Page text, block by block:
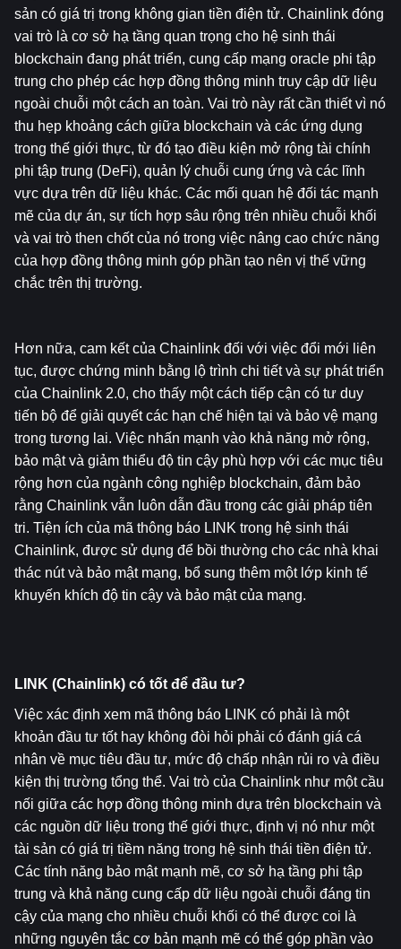
sản có giá trị trong không gian tiền điện tử. Chainlink đóng
vai trò là cơ sở hạ tầng quan trọng cho hệ sinh thái
blockchain đang phát triển, cung cấp mạng oracle phi tập
trung cho phép các hợp đồng thông minh truy cập dữ liệu
ngoài chuỗi một cách an toàn. Vai trò này rất cần thiết vì nó
thu hẹp khoảng cách giữa blockchain và các ứng dụng
trong thế giới thực, từ đó tạo điều kiện mở rộng tài chính
phi tập trung (DeFi), quản lý chuỗi cung ứng và các lĩnh
vực dựa trên dữ liệu khác. Các mối quan hệ đối tác mạnh
mẽ của dự án, sự tích hợp sâu rộng trên nhiều chuỗi khối
và vai trò then chốt của nó trong việc nâng cao chức năng
của hợp đồng thông minh góp phần tạo nên vị thế vững
chắc trên thị trường.
Hơn nữa, cam kết của Chainlink đối với việc đổi mới liên
tục, được chứng minh bằng lộ trình chi tiết và sự phát triển
của Chainlink 2.0, cho thấy một cách tiếp cận có tư duy
tiến bộ để giải quyết các hạn chế hiện tại và bảo vệ mạng
trong tương lai. Việc nhấn mạnh vào khả năng mở rộng,
bảo mật và giảm thiểu độ tin cậy phù hợp với các mục tiêu
rộng hơn của ngành công nghiệp blockchain, đảm bảo
rằng Chainlink vẫn luôn dẫn đầu trong các giải pháp tiên
tri. Tiện ích của mã thông báo LINK trong hệ sinh thái
Chainlink, được sử dụng để bồi thường cho các nhà khai
thác nút và bảo mật mạng, bổ sung thêm một lớp kinh tế
khuyến khích độ tin cậy và bảo mật của mạng.
LINK (Chainlink) có tốt để đầu tư?
Việc xác định xem mã thông báo LINK có phải là một
khoản đầu tư tốt hay không đòi hỏi phải có đánh giá cá
nhân về mục tiêu đầu tư, mức độ chấp nhận rủi ro và điều
kiện thị trường tổng thể. Vai trò của Chainlink như một cầu
nối giữa các hợp đồng thông minh dựa trên blockchain và
các nguồn dữ liệu trong thế giới thực, định vị nó như một
tài sản có giá trị tiềm năng trong hệ sinh thái tiền điện tử.
Các tính năng bảo mật mạnh mẽ, cơ sở hạ tầng phi tập
trung và khả năng cung cấp dữ liệu ngoài chuỗi đáng tin
cậy của mạng cho nhiều chuỗi khối có thể được coi là
những nguyên tắc cơ bản mạnh mẽ có thể góp phần vào